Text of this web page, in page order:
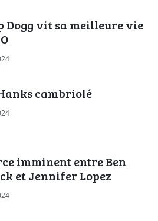
Dogg vit sa meilleure vie
cambriolé
imminent entre Ben
et Jennifer Lopez